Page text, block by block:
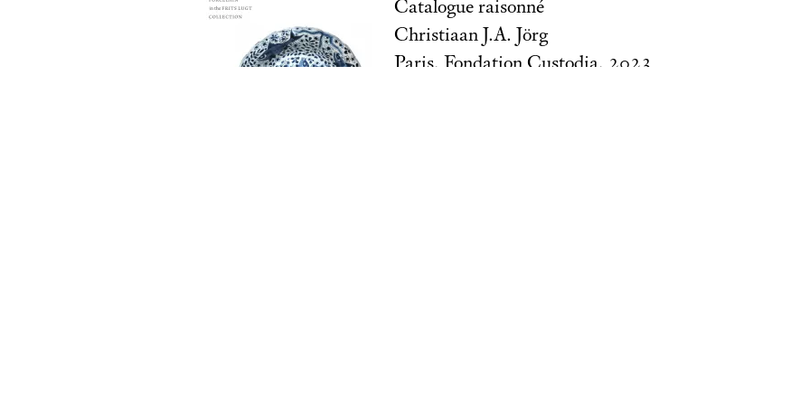
Catalogue raisonné
Christiaan J.A. Jörg
Paris, Fondation Custodia, 2023